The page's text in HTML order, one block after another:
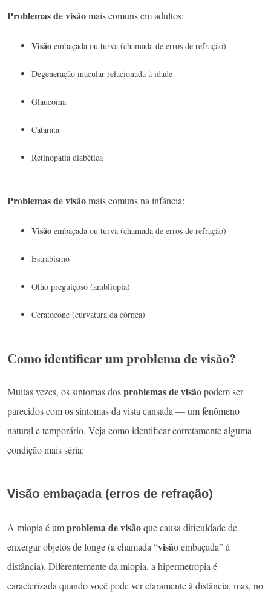
Problemas de visãomais comuns em adultos:
Visão embaçada ou turva (chamada de erros de refração)
Degeneração macular relacionada à idade
Glaucoma
Catarata
Retinopatia diabética
Problemas de visãomais comuns na infância:
Visão embaçada ou turva (chamada de erros de refração)
Estrabismo
Olho preguiçoso (ambliopia)
Ceratocone (curvatura da córnea)
Como identificar um problema de visão?
Muitas vezes, os sintomas dosproblemas de visãopodem ser
parecidos com os sintomas da vista cansada — um fenômeno
natural e temporário. Veja como identificar corretamente alguma
condição mais séria:
Visão embaçada (erros de refração)
A miopia é umproblema de visãoque causa dificuldade de
enxergar objetos de longe (a chamada “visãoembaçada” à
distância). Diferentemente da miopia, a hipermetropia é
caracterizada quando você pode ver claramente à distância, mas, no